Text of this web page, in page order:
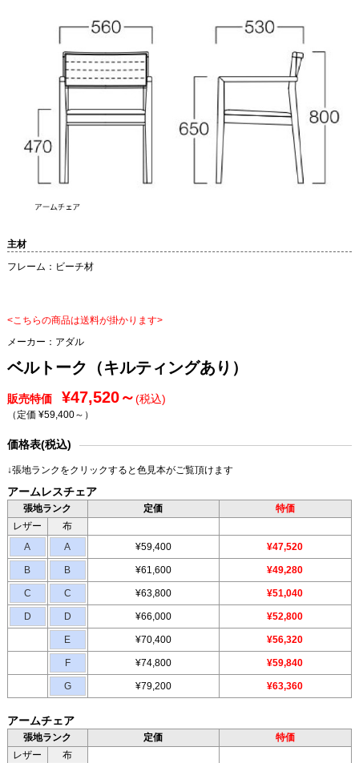
主材
フレーム：ビーチ材
<こちらの商品は送料が掛かります>
メーカー： アダル
ベルトーク（キルティングあり）
販売特価 ¥47,520～(税込)
（定価 ¥59,400～ ）
価格表(税込)
↓張地ランクをクリックすると色見本がご覧頂けます
アームレスチェア
張地ランク 定価
特価
レザー
布
A
A ¥59,400 ¥47,520
B B ¥61,600 ¥49,280
C C ¥63,800 ¥51,040
D D ¥66,000 ¥52,800
E ¥70,400 ¥56,320
F ¥74,800 ¥59,840
G ¥79,200 ¥63,360
アームチェア
張地ランク 定価
特価
レザー
布